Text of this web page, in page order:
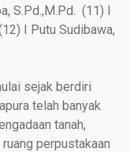
S.Pd.,M.Pd. (11) I
I Putu Sudibawa,
sejak berdiri
telah banyak
tanah,
perpustakaan